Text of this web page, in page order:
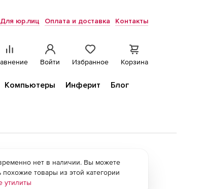
Для юр.лиц Оплата и доставка Контакты
Войти Избранное Корзина
Компьютеры Инферит
Блог
нет в наличии. Вы можете
похожие товары из этой категории
утилиты